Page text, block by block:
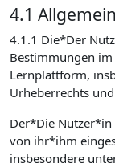
4.1
4.1.1 Die*Der
Bestimmungen
Lernplattform,
Urheberrechts
Der*Die
von ihr*ihm
insbesondere